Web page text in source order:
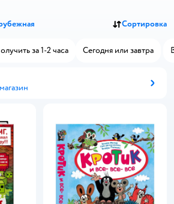
Сортировка
за 1-2 часа Сегодня или завтра